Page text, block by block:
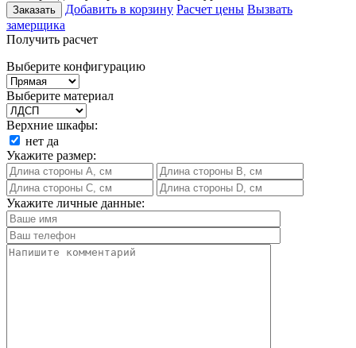
Заказать Добавить в корзину Расчет цены Вызвать
замерщика
Получить расчет
Выберите конфигурацию
Выберите материал
Верхние шкафы:
нет да
Укажите размер:
Укажите личные данные: